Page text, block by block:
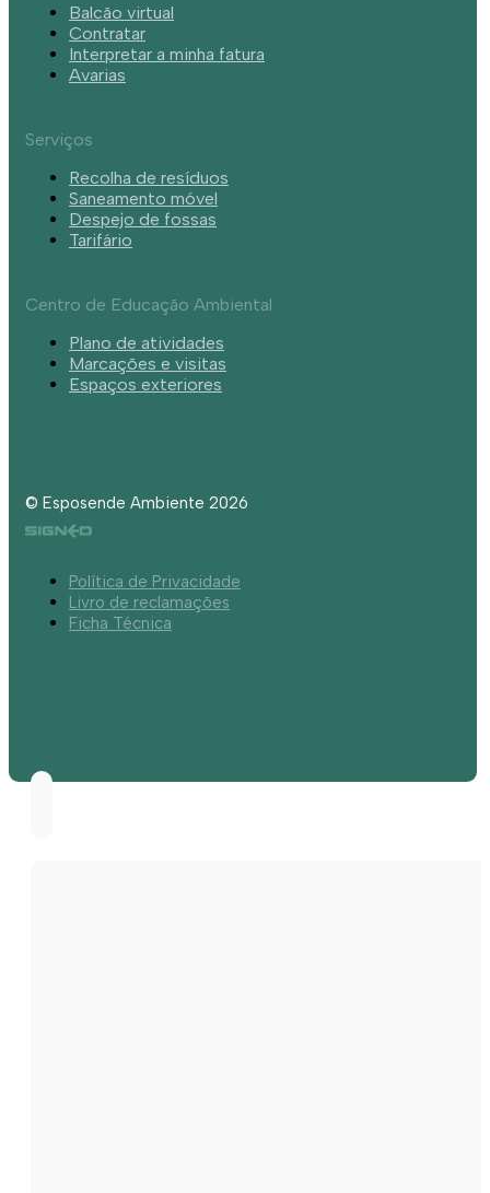
Balcão virtual
Contratar
Interpretar a minha fatura
Avarias
Serviços
Recolha de resíduos
Saneamento móvel
Despejo de fossas
Tarifário
Centro de Educação Ambiental
Plano de atividades
Marcações e visitas
Espaços exteriores
© Esposende Ambiente 2026
Política de Privacidade
Livro de reclamações
Ficha Técnica